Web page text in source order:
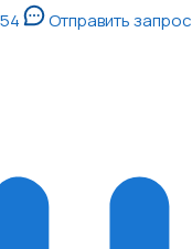
Отправить запрос